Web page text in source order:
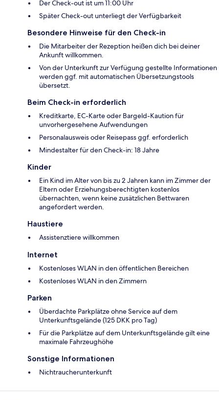
Der Check-out ist um 11:00 Uhr
Später Check-out unterliegt der Verfügbarkeit
Besondere Hinweise für den Check-in
Die Mitarbeiter der Rezeption heißen dich bei deiner
Ankunft willkommen.
Von der Unterkunft zur Verfügung gestellte Informationen
werden ggf. mit automatischen Übersetzungstools
übersetzt.
Beim Check-in erforderlich
Kreditkarte, EC-Karte oder Bargeld-Kaution für
unvorhergesehene Aufwendungen
Personalausweis oder Reisepass ggf. erforderlich
Mindestalter für den Check-in: 18 Jahre
Kinder
Ein Kind im Alter von bis zu 2 Jahren kann im Zimmer der
Eltern oder Erziehungsberechtigten kostenlos
übernachten, wenn keine zusätzlichen Bettwaren
angefordert werden.
Haustiere
Assistenztiere willkommen
Internet
Kostenloses WLAN in den öffentlichen Bereichen
Kostenloses WLAN in den Zimmern
Parken
Überdachte Parkplätze ohne Service auf dem
Unterkunftsgelände (125 DKK pro Tag)
Für die Parkplätze auf dem Unterkunftsgelände gilt eine
maximale Fahrzeughöhe
Sonstige Informationen
Nichtraucherunterkunft